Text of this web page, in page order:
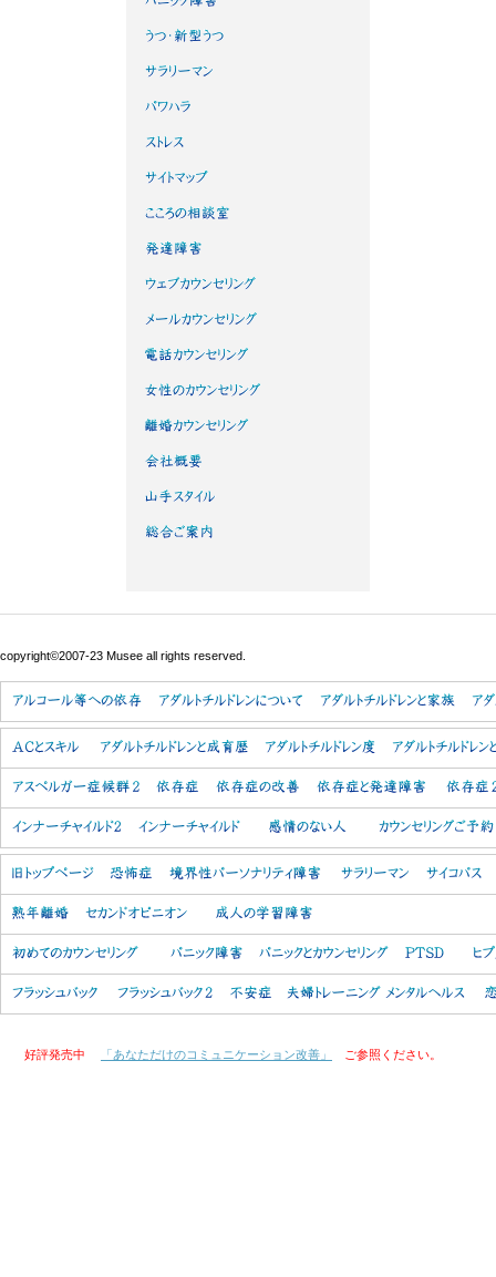
copyright©2007-23 Musee all rights reserved.
好評発売中 「あなただけのコミュニケーション改善」 ご参照ください。